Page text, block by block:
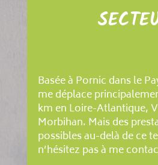
Basée à Pornic dans le
me déplace
km en Loire-Atlantique,
Morbihan. Mais des
possibles au-delà de ce
n’hésitez pas à me